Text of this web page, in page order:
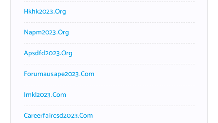
Hkhk2023.org
Napm2023.org
Apsdfd2023.org
Forumausape2023.com
Imkl2023.com
Careerfaircsd2023.com